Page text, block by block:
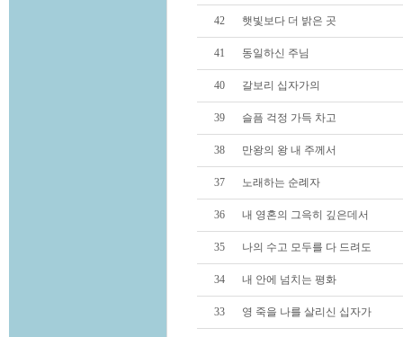
42 햇빛보다 더 밝은 곳
41 동일하신 주님
40 갈보리 십자가의
39 슬픔 걱정 가득 차고
38 만왕의 왕 내 주께서
37 노래하는 순례자
36 내 영혼의 그윽히 깊은데서
35 나의 수고 모두를 다 드려도
34 내 안에 넘치는 평화
33 영 죽을 나를 살리신 십자가